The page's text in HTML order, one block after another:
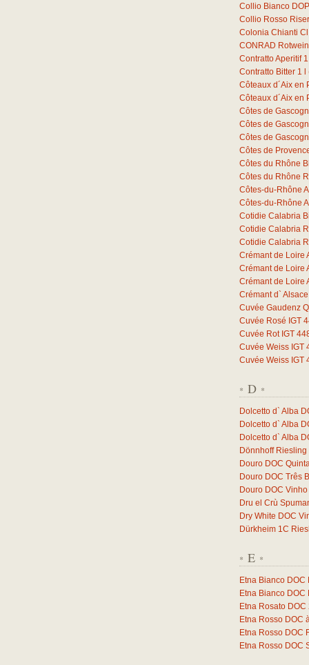
Collio Bianco
Collio Rosso
Colonia Chianti
CONRAD
Contratto Aperitif 1
Contratto Bitter 1
Côteaux d´Aix en
Côteaux d´Aix en
Côtes de
Côtes de
Côtes de
Côtes de
Côtes du Rhône
Côtes du Rhône
Côtes-du-Rhône
Côtes-du-Rhône
Cotidie Calabria
Cotidie Calabria
Cotidie Calabria
Crémant de Loire
Crémant de Loire
Crémant de Loire
Crémant d`
Cuvée Gaudenz
Cuvée Rosé IGT
Cuvée Rot IGT
Cuvée Weiss IGT
Cuvée Weiss IGT
* D *
Dolcetto d` Alba
Dolcetto d` Alba
Dolcetto d` Alba
Dönnhoff
Douro DOC
Douro DOC Três
Douro DOC
Dru el Crù
Dry White DOC
Dürkheim 1C
* E *
Etna Bianco
Etna Bianco
Etna Rosato DOC
Etna Rosso DOC
Etna Rosso DOC
Etna Rosso DOC